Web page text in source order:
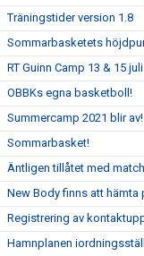
Träningstider version 1.8
Sommarbasketets
RT Guinn Camp 13 & 15 juli
OBBKs egna basketboll!
Summercamp 2021 blir av!
Sommarbasket!
Äntligen tillåtet med
New Body finns att hämta
Registrering av
Hamnplanen